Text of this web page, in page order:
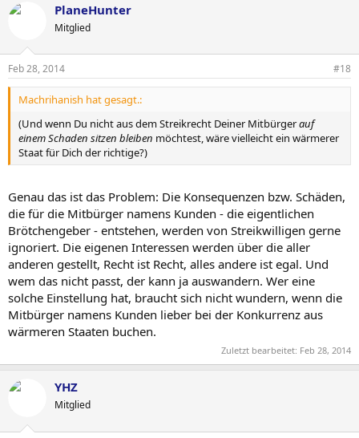
PlaneHunter
Mitglied
Feb 28, 2014 #18
Machrihanish hat gesagt.:
(Und wenn Du nicht aus dem Streikrecht Deiner Mitbürgerauf
einem Schaden sitzen bleiben möchtest, wäre vielleicht ein wärmerer
Staat für Dich der richtige?)
Genau das ist das Problem: Die Konsequenzen bzw. Schäden,
die für die Mitbürger namens Kunden - die eigentlichen
Brötchengeber - entstehen, werden von Streikwilligen gerne
ignoriert. Die eigenen Interessen werden über die aller
anderen gestellt, Recht ist Recht, alles andere ist egal. Und
wem das nicht passt, der kann ja auswandern. Wer eine
solche Einstellung hat, braucht sich nicht wundern, wenn die
Mitbürger namens Kunden lieber bei der Konkurrenz aus
wärmeren Staaten buchen.
Zuletzt bearbeitet: Feb 28, 2014
YHZ
Mitglied